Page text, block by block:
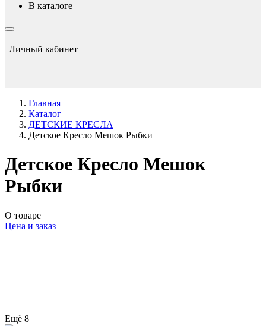
в каталоге
Личный кабинет
Главная
Каталог
ДЕТСКИЕ КРЕСЛА
Детское Кресло Мешок Рыбки
Детское Кресло Мешок
Рыбки
О товаре
Цена и заказ
Ещё 8